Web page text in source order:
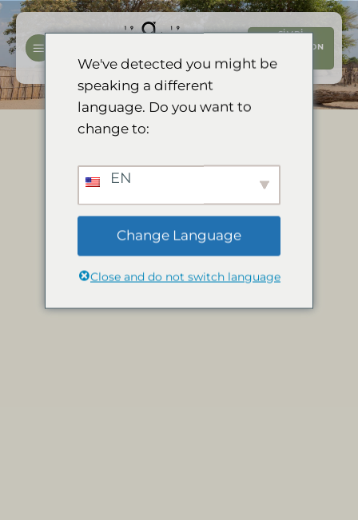
İçeriğe
atla
ŞIMDI
REZERVASYON
YAPTIRIN
We've detected you might be
speaking a different
language. Do you want to
change to:
EN
Change Language
Close and do not switch language